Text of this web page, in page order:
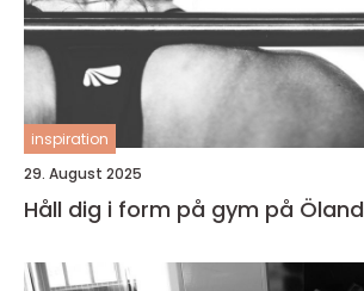
inspiration
29. August 2025
Håll dig i form på gym på Öland